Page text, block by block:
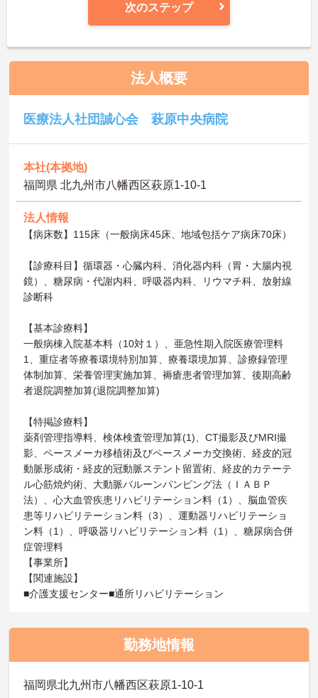
次のステップ
法人概要
医療法人社団誠心会 萩原中央病院
本社(本拠地)
福岡県 北九州市八幡西区萩原1-10-1
法人情報
【病床数】115床（一般病床45床、地域包括ケア病床70床）
【診療科目】循環器・心臓内科、消化器内科（胃・大腸内視
鏡）、糖尿病・代謝内科、呼吸器内科、リウマチ科、放射線
診断科
【基本診療料】
一般病棟入院基本料（10対１）、亜急性期入院医療管理料
1、重症者等療養環境特別加算、療養環境加算、診療録管理
体制加算、栄養管理実施加算、褥瘡患者管理加算、後期高齢
者退院調整加算(退院調整加算)
【特掲診療料】
薬剤管理指導料、検体検査管理加算(1)、CT撮影及びMRI撮
影、ペースメーカ移植術及びペースメーカ交換術、経皮的冠
動脈形成術・経皮的冠動脈ステント留置術、経皮的カテーテ
ル心筋焼灼術、大動脈バルーンパンピング法（ＩＡＢＰ
法）、心大血管疾患リハビリテーション料（1）、脳血管疾
患等リハビリテーション料（3）、運動器リハビリテーショ
ン料（1）、呼吸器リハビリテーション料（1）、糖尿病合併
症管理料
【事業所】
【関連施設】
■介護支援センター■通所リハビリテーション
勤務地情報
福岡県北九州市八幡西区萩原1-10-1